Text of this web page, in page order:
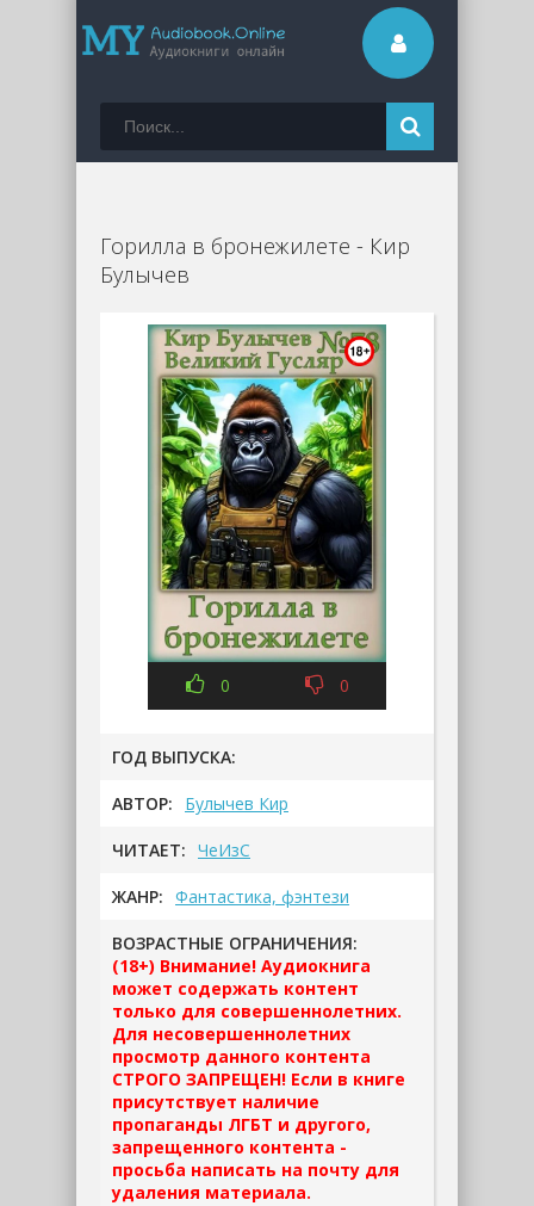
Горилла в бронежилете - Кир
Булычев
0 0
ГОД ВЫПУСКА:
АВТОР: Булычев Кир
ЧИТАЕТ: ЧеИзС
ЖАНР: Фантастика, фэнтези
ВОЗРАСТНЫЕ ОГРАНИЧЕНИЯ:
(18+) Внимание! Аудиокнига
может содержать контент
только для совершеннолетних.
Для несовершеннолетних
просмотр данного контента
СТРОГО ЗАПРЕЩЕН! Если в книге
присутствует наличие
пропаганды ЛГБТ и другого,
запрещенного контента -
просьба написать на почту для
удаления материала.